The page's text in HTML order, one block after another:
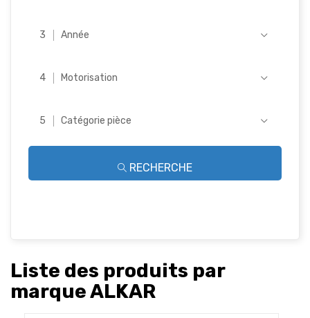
Année
Motorisation
Catégorie pièce
RECHERCHE
Liste des produits par
marque ALKAR